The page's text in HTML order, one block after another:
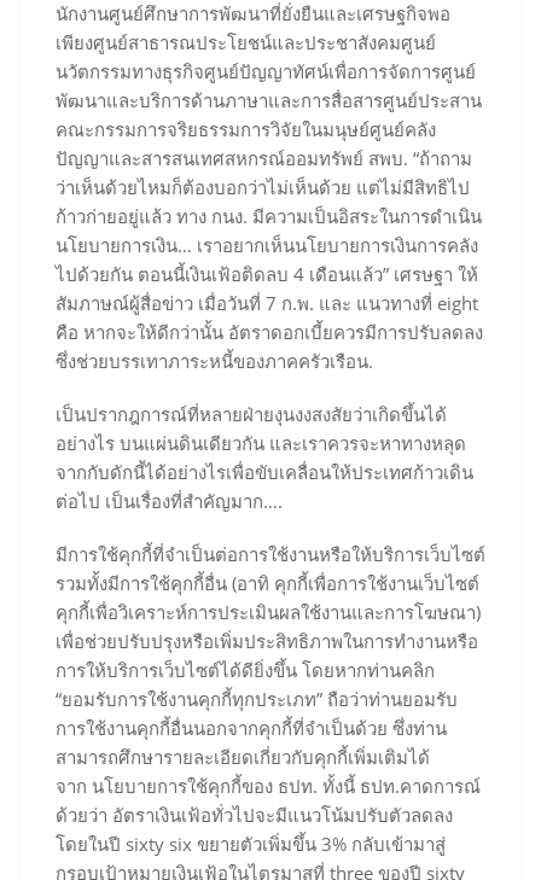
นักงานศูนย์ศึกษาการพัฒนาที่ยั่งยืนและเศรษฐกิจพอ
เพียงศูนย์สาธารณประโยชน์และประชาสังคมศูนย์
นวัตกรรมทางธุรกิจศูนย์ปัญญาทัศน์เพื่อการจัดการศูนย์
พัฒนาและบริการด้านภาษาและการสื่อสารศูนย์ประสาน
คณะกรรมการจริยธรรมการวิจัยในมนุษย์ศูนย์คลัง
ปัญญาและสารสนเทศสหกรณ์ออมทรัพย์ สพบ. “ถ้าถาม
ว่าเห็นด้วยไหมก็ต้องบอกว่าไม่เห็นด้วย แต่ไม่มีสิทธิไป
ก้าวก่ายอยู่แล้ว ทาง กนง. มีความเป็นอิสระในการดำเนิน
นโยบายการเงิน… เราอยากเห็นนโยบายการเงินการคลัง
ไปด้วยกัน ตอนนี้เงินเฟ้อติดลบ 4 เดือนแล้ว” เศรษฐา ให้
สัมภาษณ์ผู้สื่อข่าว เมื่อวันที่ 7 ก.พ. และ แนวทางที่ eight
คือ หากจะให้ดีกว่านั้น อัตราดอกเบี้ยควรมีการปรับลดลง
ซึ่งช่วยบรรเทาภาระหนี้ของภาคครัวเรือน.
เป็นปรากฎการณ์ที่หลายฝ่ายงุนงงสงสัยว่าเกิดขึ้นได้
อย่างไร บนแผ่นดินเดียวกัน และเราควรจะหาทางหลุด
จากกับดักนี้ได้อย่างไรเพื่อขับเคลื่อนให้ประเทศก้าวเดิน
ต่อไป เป็นเรื่องที่สำคัญมาก….
มีการใช้คุกกี้ที่จำเป็นต่อการใช้งานหรือให้บริการเว็บไซต์
รวมทั้งมีการใช้คุกกี้อื่น (อาทิ คุกกี้เพื่อการใช้งานเว็บไซต์
คุกกี้เพื่อวิเคราะห์การประเมินผลใช้งานและการโฆษณา)
เพื่อช่วยปรับปรุงหรือเพิ่มประสิทธิภาพในการทำงานหรือ
การให้บริการเว็บไซต์ได้ดียิ่งขึ้น โดยหากท่านคลิก
“ยอมรับการใช้งานคุกกี้ทุกประเภท” ถือว่าท่านยอมรับ
การใช้งานคุกกี้อื่นนอกจากคุกกี้ที่จำเป็นด้วย ซึ่งท่าน
สามารถศึกษารายละเอียดเกี่ยวกับคุกกี้เพิ่มเติมได้
จาก นโยบายการใช้คุกกี้ของ ธปท. ทั้งนี้ ธปท.คาดการณ์
ด้วยว่า อัตราเงินเฟ้อทั่วไปจะมีแนวโน้มปรับตัวลดลง
โดยในปี sixty six ขยายตัวเพิ่มขึ้น 3% กลับเข้ามาสู่
กรอบเป้าหมายเงินเฟ้อในไตรมาสที่ three ของปี sixty